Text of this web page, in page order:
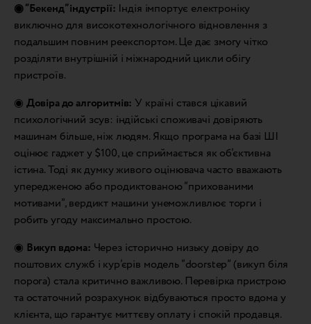
◉ “Бекенд” індустрії: Індія імпортує електроніку
виключно для високотехнологічного відновлення з
подальшим повним реекспортом. Це дає змогу чітко
розділяти внутрішній і міжнародний цикли обігу
пристроїв.
◉ Довіра до алгоритмів: У країні стався цікавий
психологічний зсув: індійські споживачі довіряють
машинам більше, ніж людям. Якщо програма на базі ШІ
оцінює гаджет у $100, це сприймається як об’єктивна
істина. Тоді як думку живого оцінювача часто вважають
упередженою або продиктованою “прихованими
мотивами”, вердикт машини унеможливлює торги і
робить угоду максимально простою.
◉ Викуп вдома: Через історично низьку довіру до
поштових служб і кур’єрів модель “doorstep” (викуп біля
порога) стала критично важливою. Перевірка пристрою
та остаточний розрахунок відбуваються просто вдома у
клієнта, що гарантує миттєву оплату і спокій продавця.